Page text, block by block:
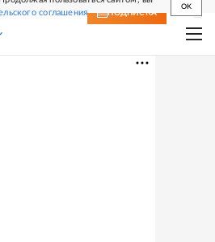
соглашения
OK
ПОДПИСКА